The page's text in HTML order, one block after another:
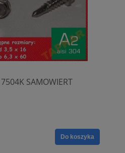
SAMOWIERT
Do koszyka